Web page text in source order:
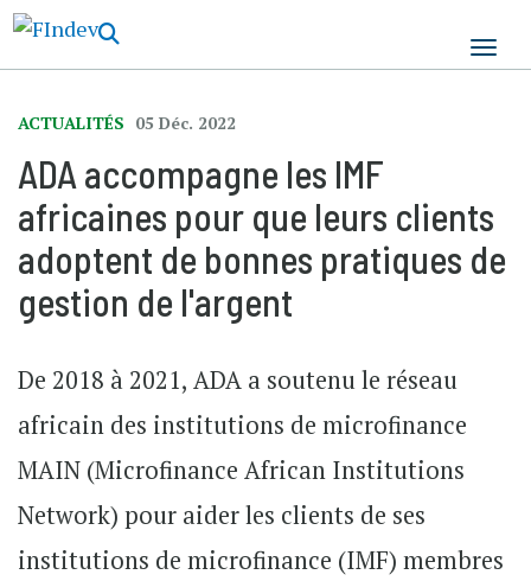
ACTUALITÉS 05 Déc. 2022
ADA accompagne les IMF
africaines pour que leurs clients
adoptent de bonnes pratiques de
gestion de l'argent
De 2018 à 2021, ADA a soutenu le réseau
africain des institutions de microfinance
MAIN (Microfinance African Institutions
Network) pour aider les clients de ses
institutions de microfinance (IMF) membres